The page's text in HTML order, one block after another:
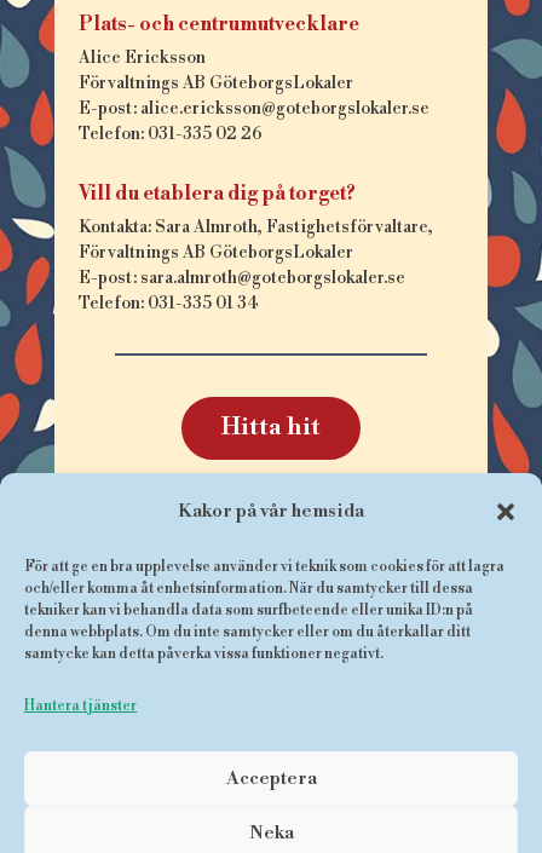
Kakor på vår hemsida
För att ge en bra upplevelse använder vi teknik som cookies för att lagra
och/eller komma åt enhetsinformation. När du samtycker till dessa
tekniker kan vi behandla data som surfbeteende eller unika ID:n på
denna webbplats. Om du inte samtycker eller om du återkallar ditt
samtycke kan detta påverka vissa funktioner negativt.
Hantera tjänster
Acceptera
Neka
Plats- och centrumutvecklare
Alice Ericksson
Förvaltnings AB GöteborgsLokaler
E-post: alice.ericksson@goteborgslokaler.se
Telefon: 031-335 02 26
Vill du etablera dig på torget?
Kontakta: Sara Almroth, Fastighetsförvaltare,
Förvaltnings AB GöteborgsLokaler
E-post: sara.almroth@goteborgslokaler.se
Telefon: 031-335 01 34
Hitta hit
Facebook
Cookies och personuppgifter